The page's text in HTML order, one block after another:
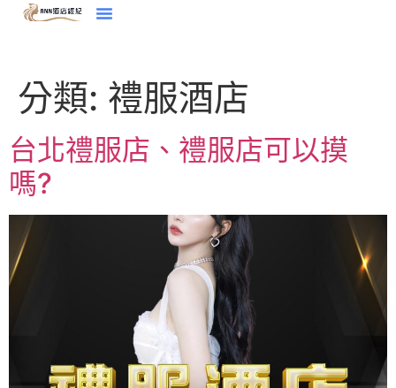
分類: 禮服酒店
台北禮服店、禮服店可以摸
嗎?